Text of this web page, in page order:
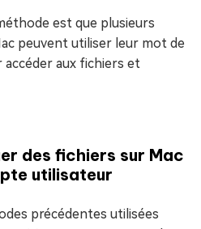
est que plusieurs
peuvent utiliser leur mot de
aux fichiers et
des fichiers sur Mac
utilisateur
précédentes utilisées